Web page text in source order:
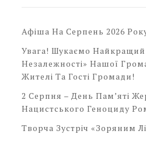
Афіша На Серпень 2026
Увага! Шукаємо Найкращий
Незалежності» Нашої
Жителі Та Гості Громади!
2 Серпня – День Пам’яті
Нацистського Геноциду
Творча Зустріч «Зоряним